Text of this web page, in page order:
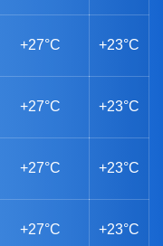
+27°C +23°C
+27°C +23°C
+27°C +23°C
+27°C +23°C